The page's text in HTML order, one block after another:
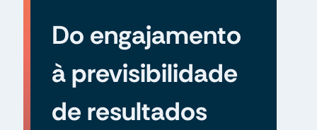
Do engajamento
à previsibilidade
de resultados